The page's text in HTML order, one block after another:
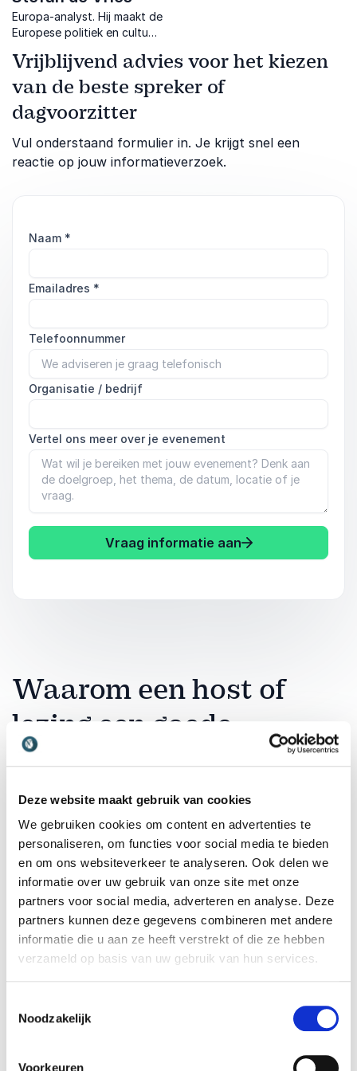
Deze website maakt gebruik van cookies
We gebruiken cookies om content en advertenties te
personaliseren, om functies voor social media te bieden
en om ons websiteverkeer te analyseren. Ook delen we
informatie over uw gebruik van onze site met onze
partners voor social media, adverteren en analyse. Deze
partners kunnen deze gegevens combineren met andere
informatie die u aan ze heeft verstrekt of die ze hebben
verzameld op basis van uw gebruik van hun services.
Noodzakelijk
Voorkeuren
Europa-analyst. Hij maakt de
Europese politiek en cultuur
analyses, humor en
internationale ervaring.
Vrijblijvend advies voor het kiezen
van de beste spreker of
dagvoorzitter
Vul onderstaand formulier in. Je krijgt snel een
reactie op jouw informatieverzoek.
Naam *
Emailadres *
Telefoonnummer
Organisatie / bedrijf
Vertel ons meer over je evenement
Vraag informatie aan
Waarom een host of
lezing een goede
investering is voor de
Veteranendag?
Het boeken van een spreker voor deze speciale dag
biedt veel meer dan alleen een interessant verhaal
voor de aanwezigen. Een ervaren spreker weet hoe
hij de complexe emoties van missies en terugkeer
moet vertalen naar universele lessen over
samenwerking en vertrouwen. Bezoekers krijgen
hierdoor een dieper begrip van de militaire identiteit
tussen generaties militairen en zorgt voor een sfeer
van oprechte waardering tijdens de gehele